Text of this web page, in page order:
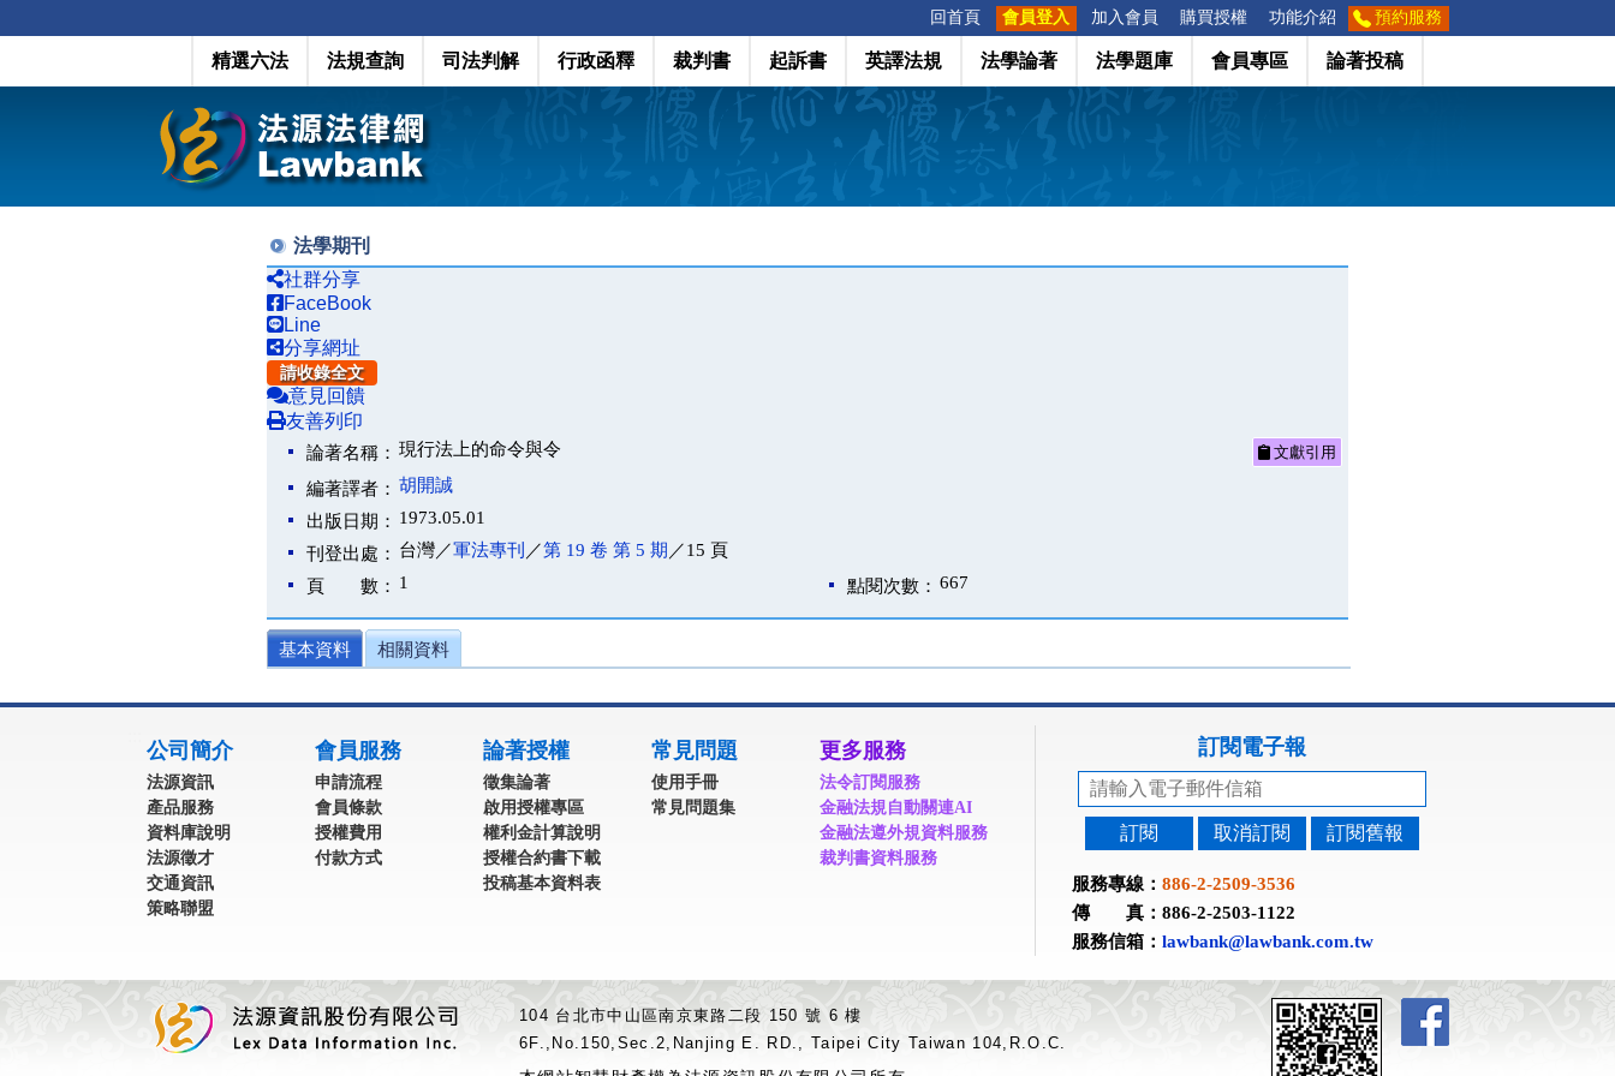
回首頁 會員登入 加入會員 購買授權 功能介紹 預約服務
精選六法 法規查詢 司法判解 行政函釋 裁判書 起訴書 英譯法規 法學論著 法學題庫 會員專區 論著投稿
法學期刊
社群分享
FaceBook
Line
分享網址
請收錄全文
意見回饋
友善列印
論著名稱： 現行法上的命令與令 文獻引用
編著譯者： 胡開誠
出版日期： 1973.05.01
刊登出處： 台灣／軍法專刊 ／第 19 卷 第 5 期 ／15 頁
頁 數： 1 點閱次數： 667
基本資料 相關資料
公司簡介
法源資訊
產品服務
資料庫說明
法源徵才
交通資訊
策略聯盟
會員服務
申請流程
會員條款
授權費用
付款方式
論著授權
徵集論著
啟用授權專區
權利金計算說明
授權合約書下載
投稿基本資料表
常見問題
使用手冊
常見問題集
更多服務
法令訂閱服務
金融法規自動關連AI
金融法遵外規資料服務
裁判書資料服務
訂閱電子報
訂閱 取消訂閱 訂閱舊報
服務專線： 886-2-2509-3536
傳 真：886-2-2503-1122
服務信箱： lawbank@lawbank.com.tw
104 台北市中山區南京東路二段 150 號 6 樓
6F.,No.150,Sec.2,Nanjing E. RD., Taipei City Taiwan 104,R.O.C.